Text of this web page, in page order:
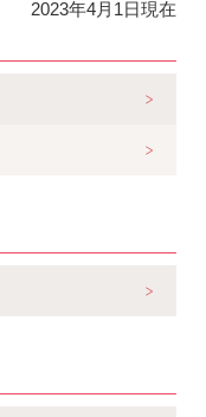
2023年4月1日現在